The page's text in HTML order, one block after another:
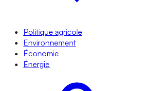
Politique agricole
Environnement
Économie
Énergie